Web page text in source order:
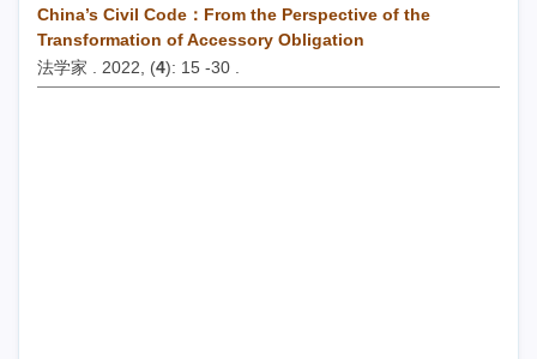
China’s Civil Code：From the Perspective of the
Transformation of Accessory Obligation
法学家 . 2022, (4): 15 -30 .